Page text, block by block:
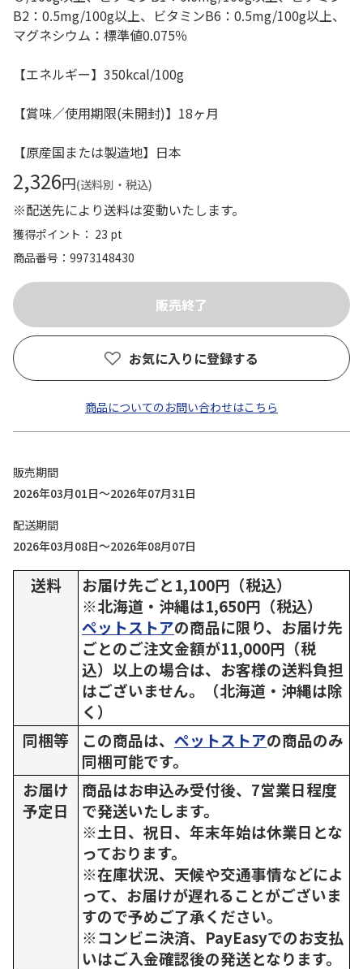
B2：0.5mg/100g以上、ビタミンB6：0.5mg/100g以上、
マグネシウム：標準値0.075％
【エネルギー】350kcal/100g
【賞味／使用期限(未開封)】18ヶ月
【原産国または製造地】日本
2,326円(送料別・税込)
※配送先により送料は変動いたします。
獲得ポイント： 23 pt
商品番号
9973148430
お気に入りに登録する
商品についてのお問い合わせはこちら
販売期間
2026年03月01日～2026年07月31日
配送期間
2026年03月08日～2026年08月07日
送料
お届け先ごと1,100円（税込）
※北海道・沖縄は1,650円（税込）
ペットストアの商品に限り、お届け先
ごとのご注文金額が11,000円（税
込）以上の場合は、お客様の送料負担
はございません。（北海道・沖縄は除
く）
同梱等
この商品は、 ペットストアの商品のみ
同梱可能です。
お届け
予定日
商品はお申込み受付後、7営業日程度
で発送いたします。
※土日、祝日、年末年始は休業日とな
っております。
※在庫状況、天候や交通事情などによ
って、お届けが遅れることがございま
すので予めご了承ください。
※コンビニ決済、PayEasyでのお支払
いはご入金確認後の発送となります。